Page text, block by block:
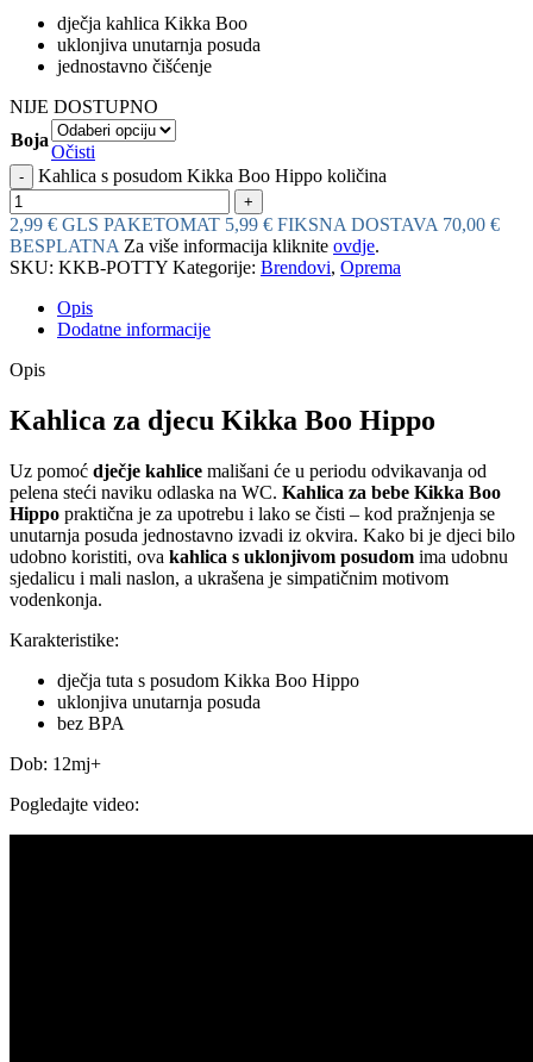
dječja kahlica Kikka Boo
uklonjiva unutarnja posuda
jednostavno čišćenje
NIJE DOSTUPNO
Boja
Očisti
Kahlica s posudom Kikka Boo Hippo količina
2,99 € GLS PAKETOMAT 5,99 € FIKSNA DOSTAVA 70,00 €
BESPLATNA Za više informacija kliknite ovdje.
SKU: KKB-POTTY Kategorije: Brendovi, Oprema
Opis
Dodatne informacije
Opis
Kahlica za djecu Kikka Boo Hippo
Uz pomoć dječje kahlice mališani će u periodu odvikavanja od
pelena steći naviku odlaska na WC. Kahlica za bebe Kikka Boo
Hippo praktična je za upotrebu i lako se čisti – kod pražnjenja se
unutarnja posuda jednostavno izvadi iz okvira. Kako bi je djeci bilo
udobno koristiti, ova kahlica s uklonjivom posudom ima udobnu
sjedalicu i mali naslon, a ukrašena je simpatičnim motivom
vodenkonja.
Karakteristike:
dječja tuta s posudom Kikka Boo Hippo
uklonjiva unutarnja posuda
bez BPA
Dob: 12mj+
Pogledajte video: